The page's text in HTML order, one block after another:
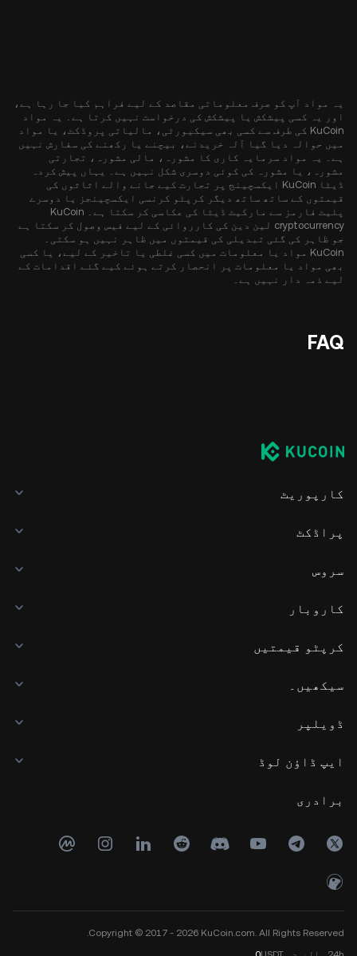
یہ مواد آپ کو صرف معلوماتی مقاصد کے لیے فراہم کیا جا رہا ہے،
اور یہ کسی پیشکش یا پیشکش کی درخواست نہیں کرتا ہے۔ یہ مواد
KuCoin کی طرف سے کسی بھی سیکیورٹی، مالیاتی پروڈکٹ، یا مواد
میں حوالہ دیا گیا آلہ خریدنے، بیچنے یا رکھنے کی سفارش نہیں
ہے۔ یہ مواد سرمایہ کاری کا مشورہ، مالی مشورہ، تجارتی
مشورہ، یا مشورہ کی کوئی دوسری شکل نہیں ہے۔ یہاں پیش کردہ
ڈیٹا KuCoin ایکسچینج پر تجارت کیے جانے والے اثاثوں کی
قیمتوں کے ساتھ ساتھ دیگر کرپٹو کرنسی ایکسچینجز یا دوسرے
پلیٹ فارمز سے مارکیٹ ڈیٹا کی عکاسی کر سکتا ہے۔ KuCoin
cryptocurrency لین دین کی کارروائی کے لیے فیس وصول کر سکتا ہے
جو ظاہر کی گئی تبدیلی کی قیمتوں میں ظاہر نہیں ہو سکتی۔
KuCoin مواد یا معلومات میں کسی غلطی یا تاخیر کے لیے، یا کسی
بھی مواد یا معلومات پر انحصار کرتے ہوئے کیے گئے اقدامات کے
لیے ذمہ دار نہیں ہے۔
FAQ
کارپوریٹ
پراڈکٹ
سروس
کاروبار
کرپٹو قیمتیں
سیکھیں۔
ڈویلپر
ایپ ڈاؤن لوڈ
برادری
Copyright © 2017 - 2026 KuCoin.com. All Rights Reserved.